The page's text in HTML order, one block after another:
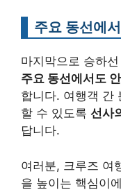
주요 동선에
마지막으로 승하
주요 동선에서도
합니다. 여행객 간
할 수 있도록 선사
답니다.
여러분, 크루즈 여
을 높이는 핵심이